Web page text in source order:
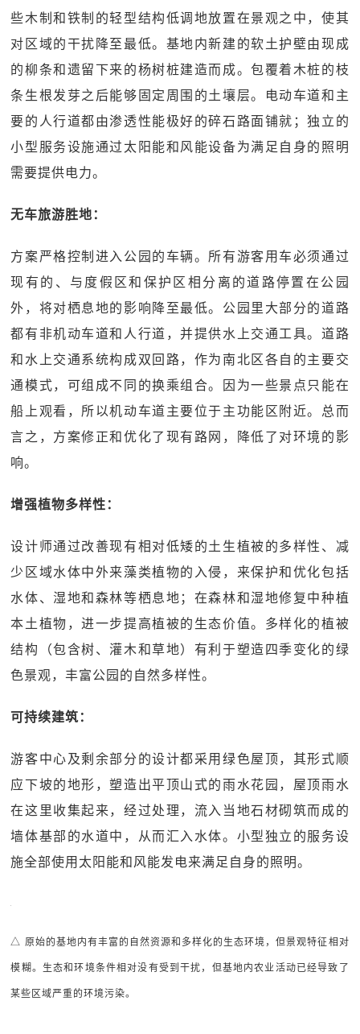
些木制和铁制的轻型结构低调地放置在景观之中，使其
对区域的干扰降至最低。基地内新建的软土护壁由现成
的柳条和遗留下来的杨树桩建造而成。包覆着木桩的枝
条生根发芽之后能够固定周围的土壤层。电动车道和主
要的人行道都由渗透性能极好的碎石路面铺就；独立的
小型服务设施通过太阳能和风能设备为满足自身的照明
需要提供电力。
无车旅游胜地：
方案严格控制进入公园的车辆。所有游客用车必须通过
现有的、与度假区和保护区相分离的道路停置在公园
外，将对栖息地的影响降至最低。公园里大部分的道路
都有非机动车道和人行道，并提供水上交通工具。道路
和水上交通系统构成双回路，作为南北区各自的主要交
通模式，可组成不同的换乘组合。因为一些景点只能在
船上观看，所以机动车道主要位于主功能区附近。总而
言之，方案修正和优化了现有路网，降低了对环境的影
响。
增强植物多样性：
设计师通过改善现有相对低矮的土生植被的多样性、减
少区域水体中外来藻类植物的入侵，来保护和优化包括
水体、湿地和森林等栖息地；在森林和湿地修复中种植
本土植物，进一步提高植被的生态价值。多样化的植被
结构（包含树、灌木和草地）有利于塑造四季变化的绿
色景观，丰富公园的自然多样性。
可持续建筑：
游客中心及剩余部分的设计都采用绿色屋顶，其形式顺
应下坡的地形，塑造出平顶山式的雨水花园，屋顶雨水
在这里收集起来，经过处理，流入当地石材砌筑而成的
墙体基部的水道中，从而汇入水体。小型独立的服务设
施全部使用太阳能和风能发电来满足自身的照明。
△ 原始的基地内有丰富的自然资源和多样化的生态环境，但景观特征相对
模糊。生态和环境条件相对没有受到干扰，但基地内农业活动已经导致了
某些区域严重的环境污染。